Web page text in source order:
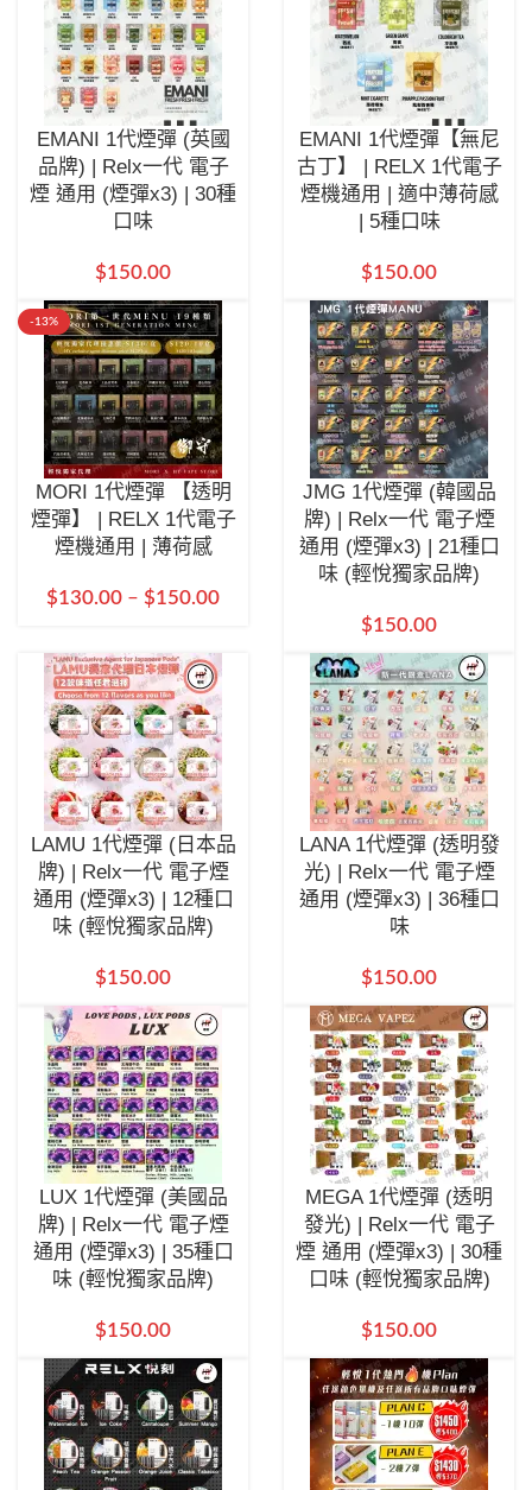
EMANI 1代煙彈 (英國
品牌) | Relx一代 電子
煙 通用 (煙彈x3) | 30種
口味
$150.00
EMANI 1代煙彈【無尼
古丁】 | RELX 1代電子
煙機通用 | 適中薄荷感
| 5種口味
$150.00
-13%
MORI 1代煙彈 【透明
煙彈】 | RELX 1代電子
煙機通用 | 薄荷感
$130.00 – $150.00
JMG 1代煙彈 (韓國品
牌) | Relx一代 電子煙
通用 (煙彈x3) | 21種口
味 (輕悅獨家品牌)
$150.00
LAMU 1代煙彈 (日本品
牌) | Relx一代 電子煙
通用 (煙彈x3) | 12種口
味 (輕悅獨家品牌)
$150.00
LANA 1代煙彈 (透明發
光) | Relx一代 電子煙
通用 (煙彈x3) | 36種口
味
$150.00
LUX 1代煙彈 (美國品
牌) | Relx一代 電子煙
通用 (煙彈x3) | 35種口
味 (輕悅獨家品牌)
$150.00
MEGA 1代煙彈 (透明
發光) | Relx一代 電子
煙 通用 (煙彈x3) | 30種
口味 (輕悅獨家品牌)
$150.00